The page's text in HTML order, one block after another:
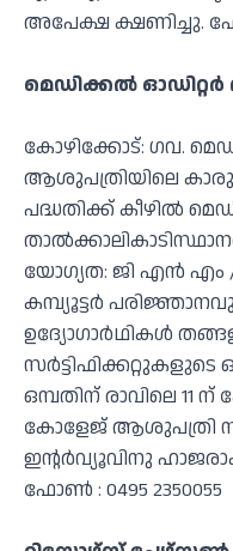
അപേക്ഷ ക്ഷണിച്ചു.
മെഡിക്കൽ ഓഡിറ്റർ
കോഴിക്കോട്: ഗവ.
ആശുപത്രിയിലെ
പദ്ധതിക്ക് കീഴിൽ
യോഗ്യത: ജി എൻ എം
കമ്പ്യൂട്ടർ
ഉദ്യോഗാർഥികൾ
ഒമ്പതിന് രാവിലെ 11
കോളേജ് ആശുപത്രി
ഇന്റർവ്യൂവിനു
ഫോൺ : 0495 2350055